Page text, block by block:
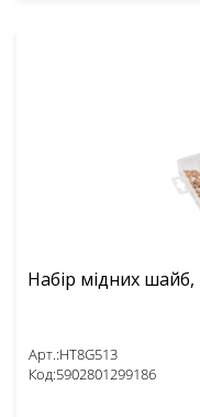
Арт.:HT8G513
Код:5902801299186